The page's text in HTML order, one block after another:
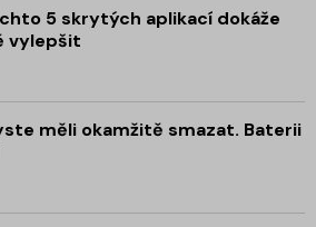
5 skrytých aplikací dokáže
vylepšit
měli okamžitě smazat. Baterii